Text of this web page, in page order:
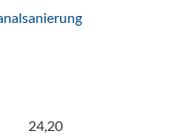
24,20